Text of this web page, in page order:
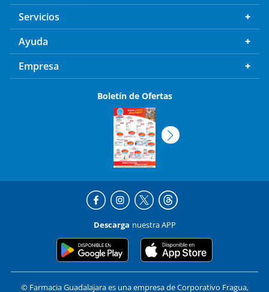
Servicios
Ayuda
Empresa
Boletín de Ofertas
Descarga nuestra APP
© Farmacia Guadalajara es una empresa de Corporativo Fragua,